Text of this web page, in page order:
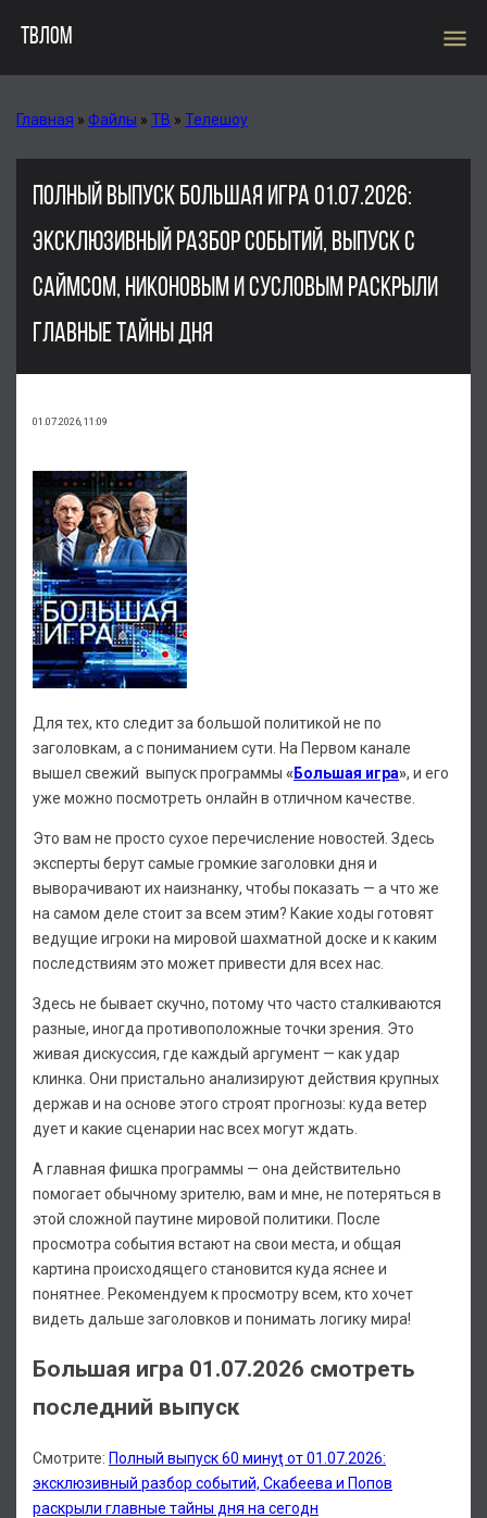
ТВЛОМ menu
Главная » Файлы » ТВ » Телешоу
ПОЛНЫЙ ВЫПУСК БОЛЬШАЯ ИГРА 01.07.2026:
ЭКСКЛЮЗИВНЫЙ РАЗБОР СОБЫТИЙ, ВЫПУСК С
САЙМСОМ, НИКОНОВЫМ И СУСЛОВЫМ РАСКРЫЛИ
ГЛАВНЫЕ ТАЙНЫ ДНЯ
01.07.2026, 11:09
Для тех, кто следит за большой политикой не по
заголовкам, а с пониманием сути. На Первом канале
вышел свежий выпуск программы « Большая игра», и его
уже можно посмотреть онлайн в отличном качестве.
Это вам не просто сухое перечисление новостей. Здесь
эксперты берут самые громкие заголовки дня и
выворачивают их наизнанку, чтобы показать — а что же
на самом деле стоит за всем этим? Какие ходы готовят
ведущие игроки на мировой шахматной доске и к каким
последствиям это может привести для всех нас.
Здесь не бывает скучно, потому что часто сталкиваются
разные, иногда противоположные точки зрения. Это
живая дискуссия, где каждый аргумент — как удар
клинка. Они пристально анализируют действия крупных
держав и на основе этого строят прогнозы: куда ветер
дует и какие сценарии нас всех могут ждать.
А главная фишка программы — она действительно
помогает обычному зрителю, вам и мне, не потеряться в
этой сложной паутине мировой политики. После
просмотра события встают на свои места, и общая
картина происходящего становится куда яснее и
понятнее. Рекомендуем к просмотру всем, кто хочет
видеть дальше заголовков и понимать логику мира!
Большая игра 01.07.2026 смотреть
последний выпуск
Смотрите: Полный выпуск 60 минуţ от 01.07.2026:
эксклюзивный разбор событий, Скабеева и Попов
раскрыли главные тайны дня на сегодн